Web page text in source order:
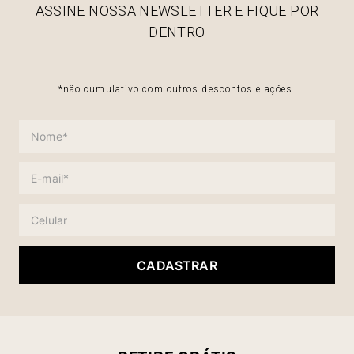
ASSINE NOSSA NEWSLETTER E FIQUE POR
DENTRO
*não cumulativo com outros descontos e ações.
CADASTRAR